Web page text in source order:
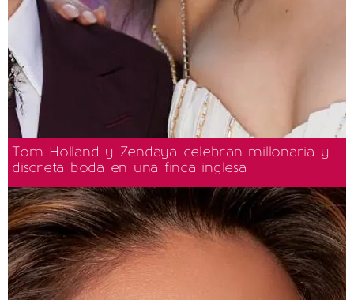
Tom Holland y Zendaya celebran millonaria y
discreta boda en una finca inglesa